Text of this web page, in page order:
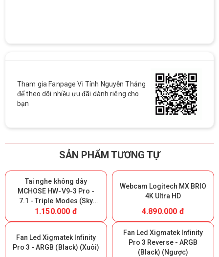
Tham gia Fanpage Vi Tính Nguyễn Thắng
để theo dõi nhiều ưu đãi dành riêng cho
bạn
SẢN PHẨM TƯƠNG TỰ
Tai nghe không dây
MCHOSE HW-V9-3 Pro -
7.1 - Triple Modes (Sky
White) (Giữ lại Box để bảo
hành)
1.150.000 đ
Webcam Logitech MX BRIO
4K Ultra HD
4.890.000 đ
Fan Led Xigmatek Infinity
Pro 3 - ARGB (Black) (Xuôi)
Fan Led Xigmatek Infinity
Pro 3 Reverse - ARGB
(Black) (Ngược)